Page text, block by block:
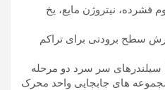
فشرده، نیتروژن مایع، یخ
سطح برودتی برای تراکم
سر سرد دو مرحله
های جابجایی واحد محرک